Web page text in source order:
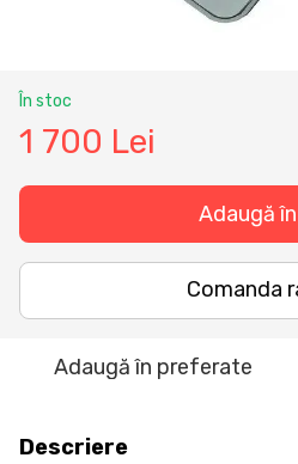
În stoc
1 700 Lei
Adaugă
Comanda
Adaugă în preferate
Descriere